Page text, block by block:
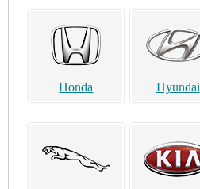
Honda Hyundai